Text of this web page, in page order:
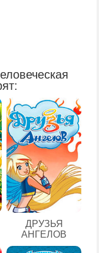
ДРУЗЬЯ
АНГЕЛОВ